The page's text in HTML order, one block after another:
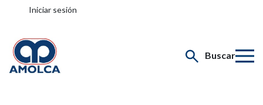
Iniciar sesión
Buscar